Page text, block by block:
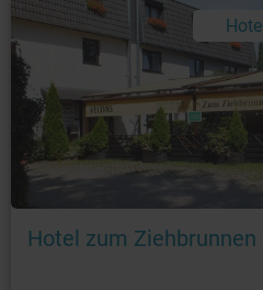
Hotel
Hotel zum Ziehbrunnen